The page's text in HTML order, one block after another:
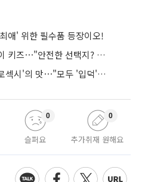
애' 위한 필수품 등장이오!
이것저것 '다 되는' 스트레이 키즈⋯"안전한 선택지? 도전이 재밌죠"
나우즈, 올여름 물들일 '제로섹시'의 맛⋯"모두 '입덕'시킬 것"
슬퍼요
0
추가취재 원해요
0